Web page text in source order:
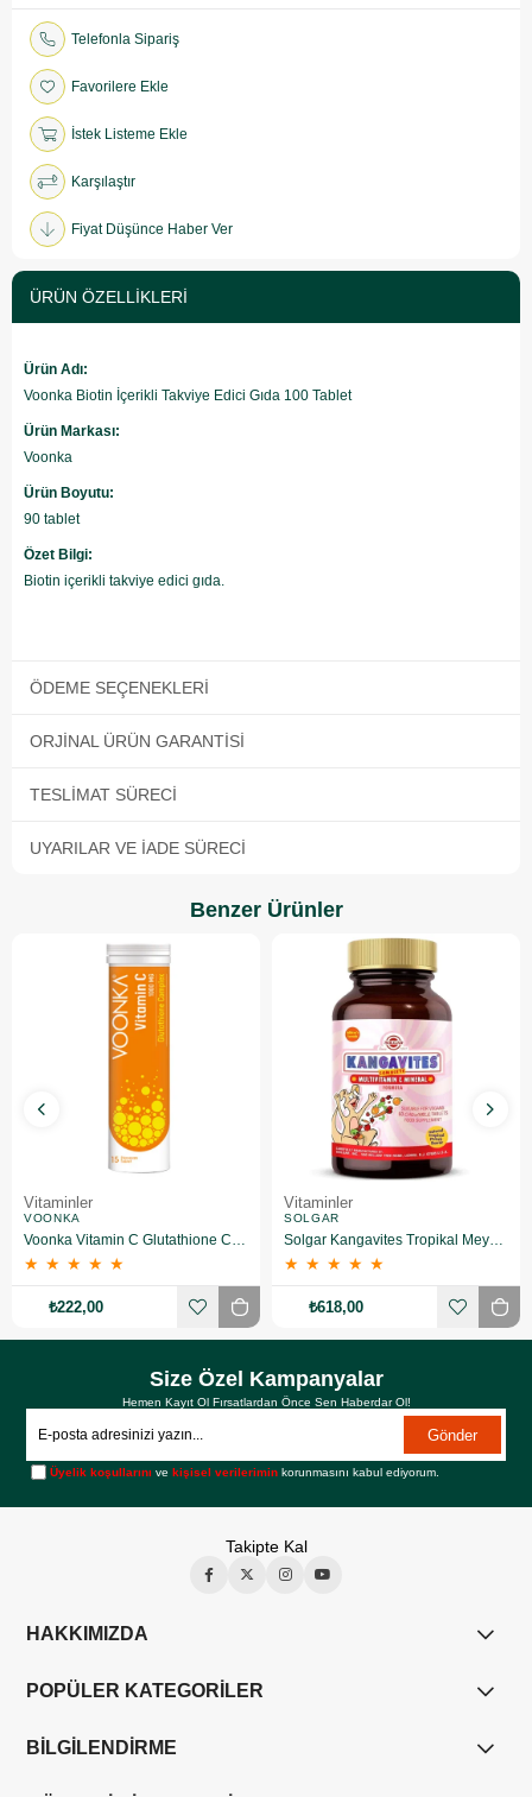
Telefonla Sipariş
Favorilere Ekle
İstek Listeme Ekle
Karşılaştır
Fiyat Düşünce Haber Ver
ÜRÜN ÖZELLIKLERI
Ürün Adı:
Voonka Biotin İçerikli Takviye Edici Gıda 100 Tablet
Ürün Markası:
Voonka
Ürün Boyutu:
90 tablet
Özet Bilgi:
Biotin içerikli takviye edici gıda.
ÖDEME SEÇENEKLERI
ORJINAL ÜRÜN GARANTISI
TESLIMAT SÜRECI
UYARILAR VE İADE SÜRECI
Benzer Ürünler
Vitaminler
VOONKA
Voonka Vitamin C Glutathione Complex Efervesan 15 Tablet
★ ★ ★ ★ ★
₺222,00
Vitaminler
SOLGAR
Solgar Kangavites Tropikal Meyve Aromalı 60 Tablet
★ ★ ★ ★ ★
₺618,00
Size Özel Kampanyalar
Hemen Kayıt Ol Fırsatlardan Önce Sen Haberdar Ol!
Gönder
Üyelik koşullarını vekişisel verilerimin korunmasını kabul ediyorum.
Takipte Kal
HAKKIMIZDA
POPÜLER KATEGORİLER
BİLGİLENDİRME